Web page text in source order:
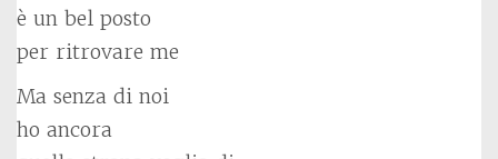
è un bel posto
per ritrovare me
Ma senza di noi
ho ancora